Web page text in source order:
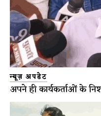
न्यूज़ अपडेट
अपने ही कार्यकर्ताओं के